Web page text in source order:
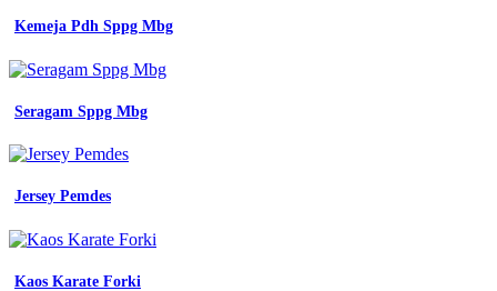
Kemeja Pdh Sppg Mbg
Seragam Sppg Mbg
Jersey Pemdes
Kaos Karate Forki